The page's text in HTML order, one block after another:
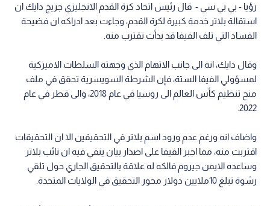
رؤيا - بي بي سي - قال رئيس اتحاد كرة القدم الانجليزي جريج دايك ان
استقالة بلاتر خدمة كبيرة لكرة القدم، وجاءت بعد ادراكه ان فضيحة
الفساد التي تلف الفيفا قد بدأت تقترب منه.
وقال دايك، انه الى جانب الاتهام الذي وجهته السلطات الاميركية
لمسؤولي الفيفا الستة، فإن الشرطة السويسرية تحقق في ملف
منح تنظيم كأس العالم الى روسيا في عام 2018، والى قطر في عام
2022.
واضاف انه ورغم عدم ورود اسم بلاتر في التحقيقين الا ان التحقيقات
اقتربت منه، مما اجبر الفيفا على اصدار بيان ينفي فيه ان نائب بلاتر
وساعده الايمن جيروم فالكه له علاقة بالتحقيق الجاري حول تلقي
رشوة تبلغ 10ملايين دولار محور التحقيق في الولايات المتحدة.